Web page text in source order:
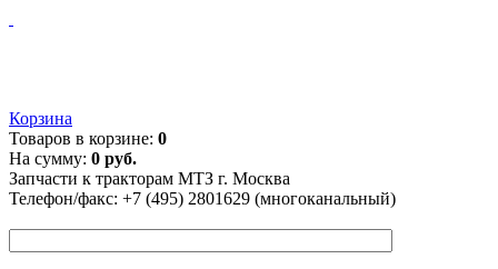
Корзина
Товаров в корзине: 0
На сумму: 0 руб.
Запчасти к тракторам МТЗ г. Москва
Телефон/факс: +7 (495) 2801629 (многоканальный)